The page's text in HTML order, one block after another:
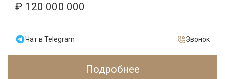
₽ 120 000 000
Чат в Telegram Звонок
Подробнее